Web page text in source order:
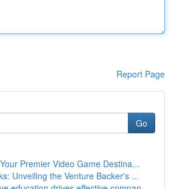
Report Page
Go
Premier Video Game Destina...
Unveiling the Venture Backer's ...